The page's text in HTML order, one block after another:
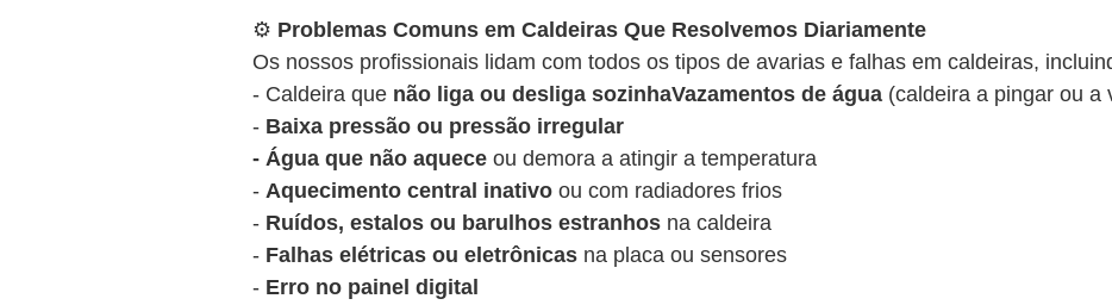
⚙️ Problemas Comuns em Caldeiras Que Resolvemos Diariamente
Os nossos profissionais lidam com todos os tipos de avarias e falhas em caldeiras,
- Caldeira que não liga ou desliga sozinhaVazamentos de água (caldeira a pingar ou a
- Baixa pressão ou pressão irregular
- Água que não aquece ou demora a atingir a temperatura
- Aquecimento central inativo ou com radiadores frios
- Ruídos, estalos ou barulhos estranhos na caldeira
- Falhas elétricas ou eletrônicas na placa ou sensores
- Erro no painel digital